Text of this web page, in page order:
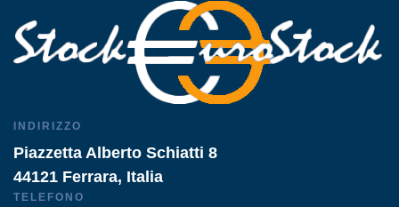
INDIRIZZO
Piazzetta Alberto Schiatti 8
44121 Ferrara, Italia
TELEFONO